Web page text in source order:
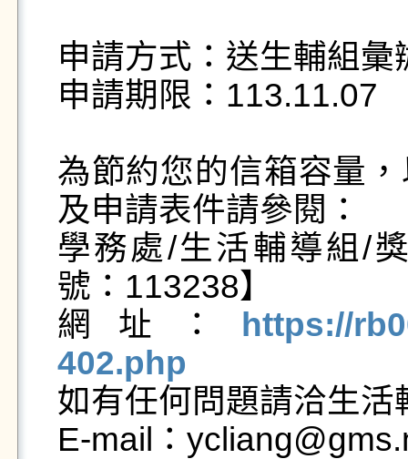
申請方式：送生輔組彙
申請期限：113.11.07
為節約您的信箱容量
及申請表件請參閱：
學務處/生活輔導組/
號：113238】
網址：
https://
402.php
如有任何問題請洽生
E-mail：